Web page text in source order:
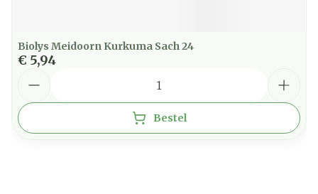
Biolys Meidoorn Kurkuma Sach 24
€ 5,94
Bestel